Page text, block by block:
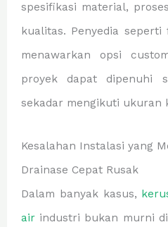
spesifikasi material,
kualitas. Penyedia
menawarkan opsi
proyek dapat dipenuhi
sekadar mengikuti ukuran
Kesalahan Instalasi yang
Drainase Cepat Rusak
Dalam banyak kasus,
air industri bukan murni